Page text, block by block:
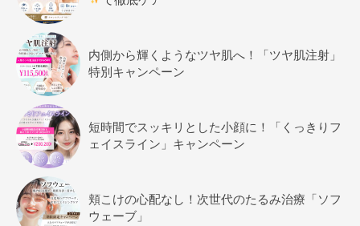
内側から輝くようなツヤ肌へ！「ツヤ肌注射」
特別キャンペーン
短時間でスッキリとした小顔に！「くっきりフ
ェイスライン」キャンペーン
頬こけの心配なし！次世代のたるみ治療「ソフ
ウェーブ」